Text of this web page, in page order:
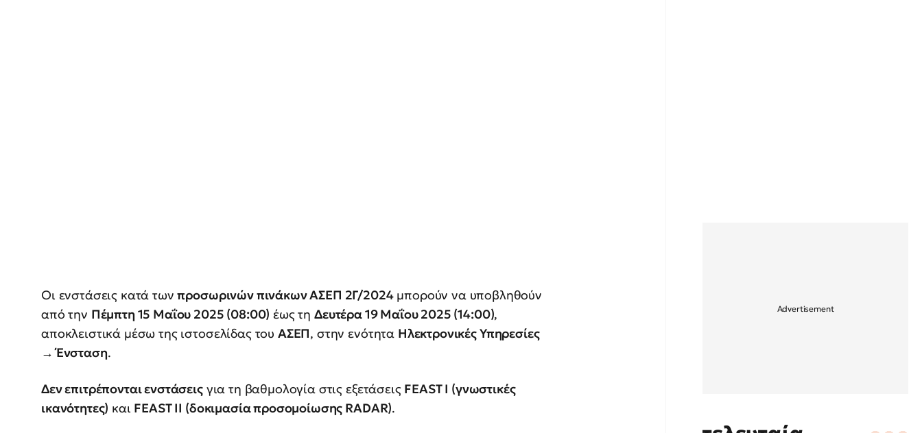
Οι ενστάσεις κατά τωνπροσωρινών πινάκων ΑΣΕΠ 2Γ/2024μπορούν να υποβληθούν
από την Πέμπτη 15 Μαΐου 2025 (08:00) έως τη Δευτέρα 19 Μαΐου 2025 (14:00),
αποκλειστικά μέσω της ιστοσελίδας του ΑΣΕΠ, στην ενότητα Ηλεκτρονικές Υπηρεσίες
→ Ένσταση.
Δεν επιτρέπονται ενστάσειςγια τη βαθμολογία στις εξετάσεις FEAST I (γνωστικές
ικανότητες) και FEAST II (δοκιμασία προσομοίωσης RADAR).